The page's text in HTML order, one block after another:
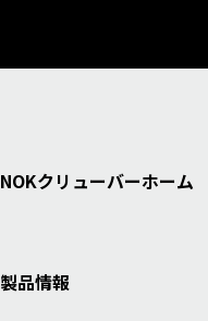
NOKクリューバーホーム
製品情報